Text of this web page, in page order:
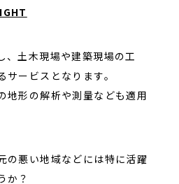
、土木現場や建築現場の工
ービスとなります。
地形の解析や測量なども適用
の悪い地域などには特に活躍
か？